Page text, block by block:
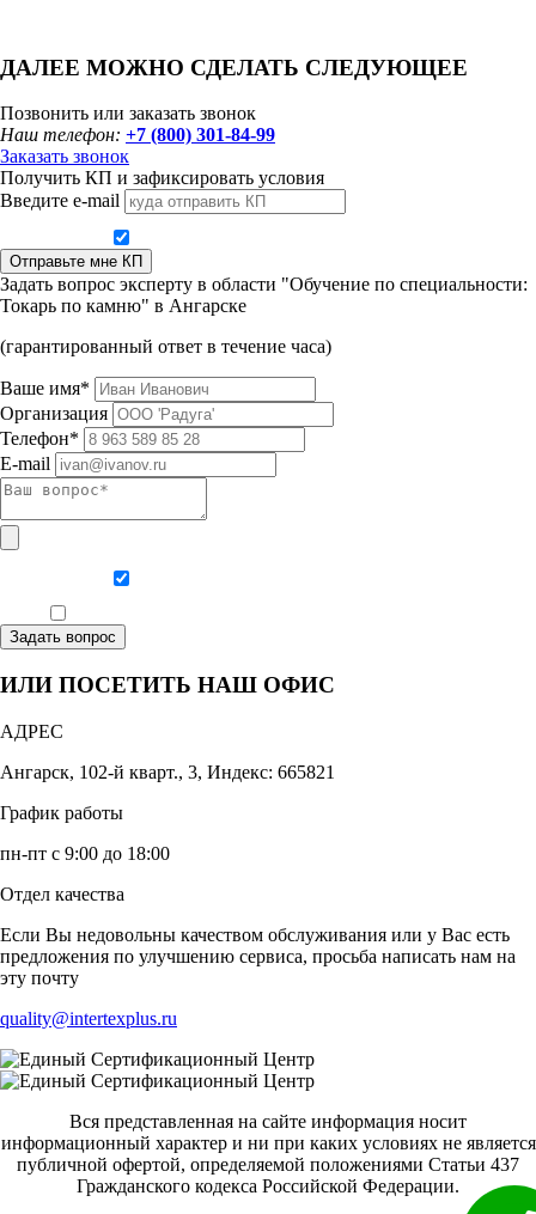
ДАЛЕЕ МОЖНО СДЕЛАТЬ СЛЕДУЮЩЕЕ
Позвонить или заказать звонок
Наш телефон: +7 (800) 301-84-99
Заказать звонок
Получить КП и зафиксировать условия
Введите e-mail
Отправьте мне КП
Задать вопрос эксперту в области "Обучение по специальности:
Токарь по камню" в Ангарске
(гарантированный ответ в течение часа)
Ваше имя*
Организация
Телефон*
E-mail
Задать вопрос
ИЛИ ПОСЕТИТЬ НАШ ОФИС
АДРЕС
Ангарск, 102-й кварт., 3, Индекс: 665821
График работы
пн-пт с 9:00 до 18:00
Отдел качества
Если Вы недовольны качеством обслуживания или у Вас есть
предложения по улучшению сервиса, просьба написать нам на
эту почту
quality@intertexplus.ru
Вся представленная на сайте информация носит
информационный характер и ни при каких условиях не является
публичной офертой, определяемой положениями Статьи 437
Гражданского кодекса Российской Федерации.